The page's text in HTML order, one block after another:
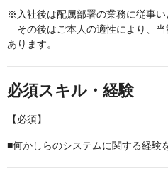
※入社後は配属部署の業務に従事い
その後はご本人の適性により、
あります。
必須スキル・経験
【必須】
■何かしらのシステムに関する経験